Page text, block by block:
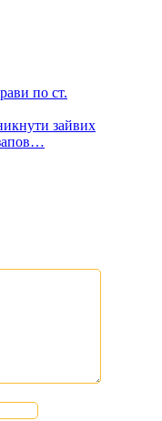
по ст.
зайвих